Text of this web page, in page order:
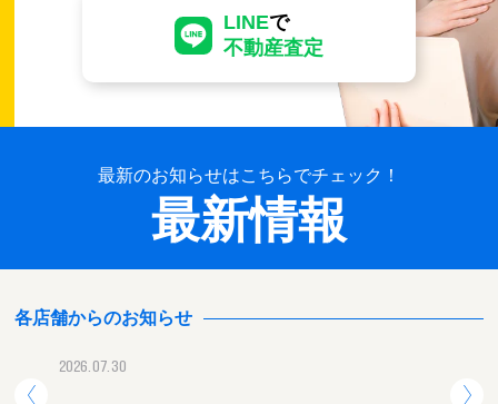
LINEで
不動産査定
最新のお知らせはこちらでチェック！
最新情報
各店舗からのお知らせ
2026.07.30